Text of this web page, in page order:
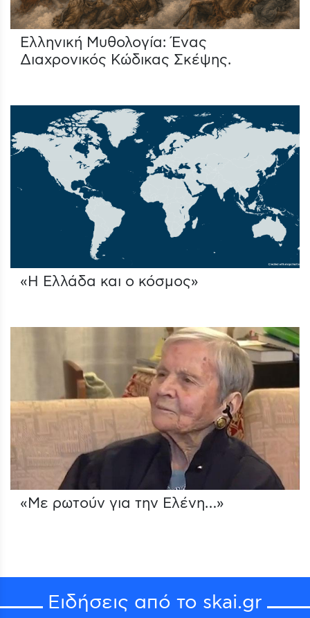
Ελληνική Μυθολογία: Ένας
Διαχρονικός Κώδικας Σκέψης.
«Η Ελλάδα και ο κόσμος»
«Με ρωτούν για την Ελένη…»
Ειδήσεις από το skai.gr